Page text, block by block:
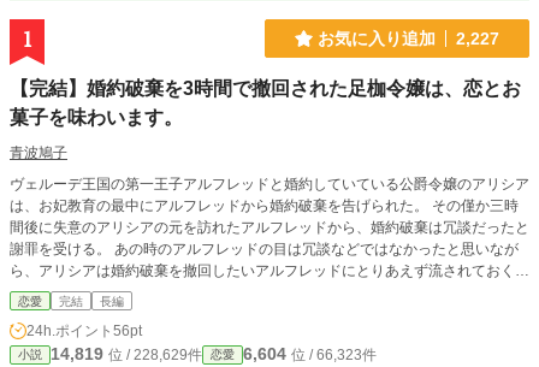
1 お気に入り追加 2,227
【完結】婚約破棄を3時間で撤回された足枷令嬢は、恋とお
菓子を味わいます。
青波鳩子
ヴェルーデ王国の第一王子アルフレッドと婚約していている公爵令嬢のアリシア
は、お妃教育の最中にアルフレッドから婚約破棄を告げられた。 その僅か三時
間後に失意のアリシアの元を訪れたアルフレッドから、婚約破棄は冗談だったと
謝罪を受ける。 あの時のアルフレッドの目は冗談などではなかったと思いなが
ら、アリシアは婚約破棄を撤回したいアルフレッドにとりあえず流されておくこ
とにした。 一方のアルフレッドは、誰にも何にも特に興味がなく王に決められ
た婚約者という存在を自分の足枷と思っていた。 婚約破棄をして自由を得たと
思った直後に父である王からの命を受け、婚約破棄を撤回する必要に迫られる。
婚約破棄の撤回からの公爵令嬢アリシアと第一王子アルフレッドの不器用な恋。
恋愛 完結 長編
24h.ポイント 56pt
小説 14,819 位 / 228,629件 恋愛 6,604 位 / 66,323件